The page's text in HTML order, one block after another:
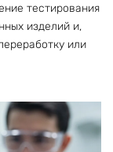
тестирования
изделий и,
или